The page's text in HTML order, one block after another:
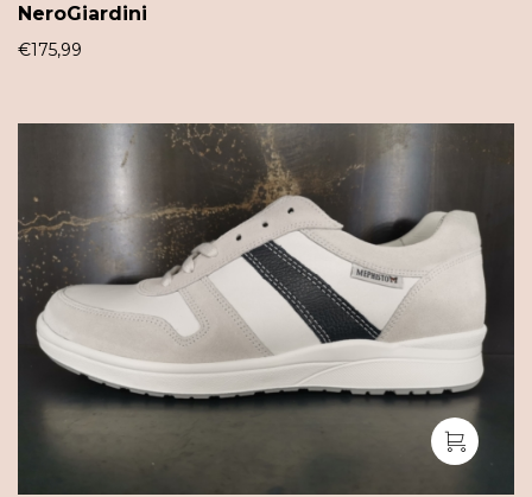
NeroGiardini
€175,99